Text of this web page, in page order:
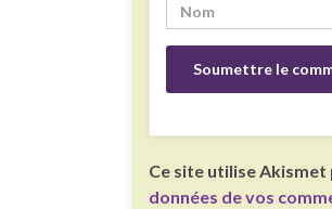
Ce site utilise
données de vos